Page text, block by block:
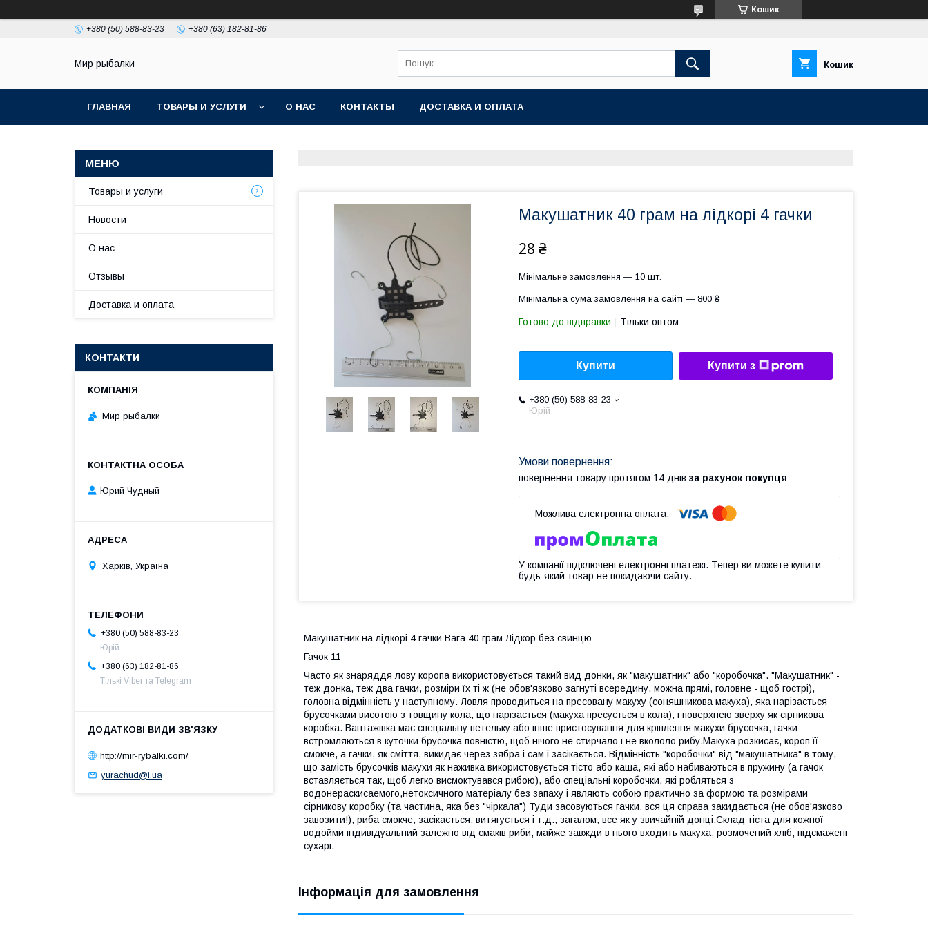
Кошик
+380 (50) 588-83-23 +380 (63) 182-81-86
Мир рыбалки Кошик
ГЛАВНАЯ ТОВАРЫ И УСЛУГИ О НАС КОНТАКТЫ ДОСТАВКА И ОПЛАТА
Макушатник 40 грам на лідкорі 4 гачки
28 ₴
Мінімальне замовлення — 10 шт.
Мінімальна сума замовлення на сайті — 800 ₴
Готово до відправки Тільки оптом
Купити Купити з
+380 (50) 588-83-23
Юрій
повернення товару протягом 14 днів за рахунок покупця
У компанії підключені електронні платежі. Тепер ви можете купити
будь-який товар не покидаючи сайту.
Макушатник на лідкорі 4 гачки Вага 40 грам Лідкор без свинцю
Гачок 11
Часто як знаряддя лову коропа використовується такий вид донки, як "макушатник" або "коробочка". "Макушатник" -
теж донка, теж два гачки, розміри їх ті ж (не обов'язково загнуті всередину, можна прямі, головне - щоб гострі),
головна відмінність у наступному. Ловля проводиться на пресовану макуху (соняшникова макуха), яка нарізається
брусочками висотою з товщину кола, що нарізається (макуха пресується в кола), і поверхнею зверху як сірникова
коробка. Вантажівка має спеціальну петельку або інше пристосування для кріплення макухи брусочка, гачки
встромляються в куточки брусочка повністю, щоб нічого не стирчало і не вкололо рибу.Макуха розкисає, короп її
смокче, а гачки, як сміття, викидає через зябра і сам і засікається. Відмінність "коробочки" від "макушатника" в тому,
що замість брусочків макухи як наживка використовується тісто або каша, які або набиваються в пружину (а гачок
вставляється так, щоб легко висмоктувався рибою), або спеціальні коробочки, які робляться з
водонераскисаемого,нетоксичного матеріалу без запаху і являють собою практично за формою та розмірами
сірникову коробку (та частина, яка без "чіркала") Туди засовуються гачки, вся ця справа закидається (не обов'язково
завозити!), риба смокче, засікається, витягується і т.д., загалом, все як у звичайній донці.Склад тіста для кожної
водойми індивідуальний залежно від смаків риби, майже завжди в нього входить макуха, розмочений хліб, підсмажені
сухарі.
Інформація для замовлення
Товары и услуги
Новости
О нас
Отзывы
Доставка и оплата
КОНТАКТИ
Мир рыбалки
Юрий Чудный
Харків, Україна
+380 (50) 588-83-23
Юрій
+380 (63) 182-81-86
Тількі Viber та Telegram
http://mir-rybalki.com/
yurachud@i.ua